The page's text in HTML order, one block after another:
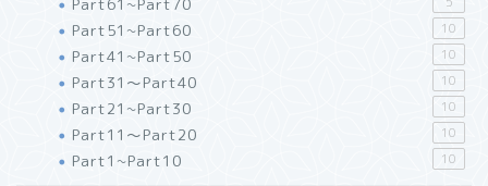
Part51~Part60 10
Part41~Part50 10
Part31～Part40 10
Part21~Part30 10
Part11～Part20 10
Part1~Part10 10